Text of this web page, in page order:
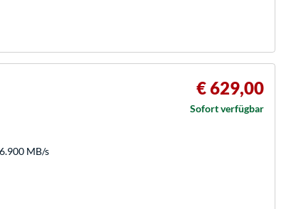
MB/s
€ 629,00
Sofort verfügbar